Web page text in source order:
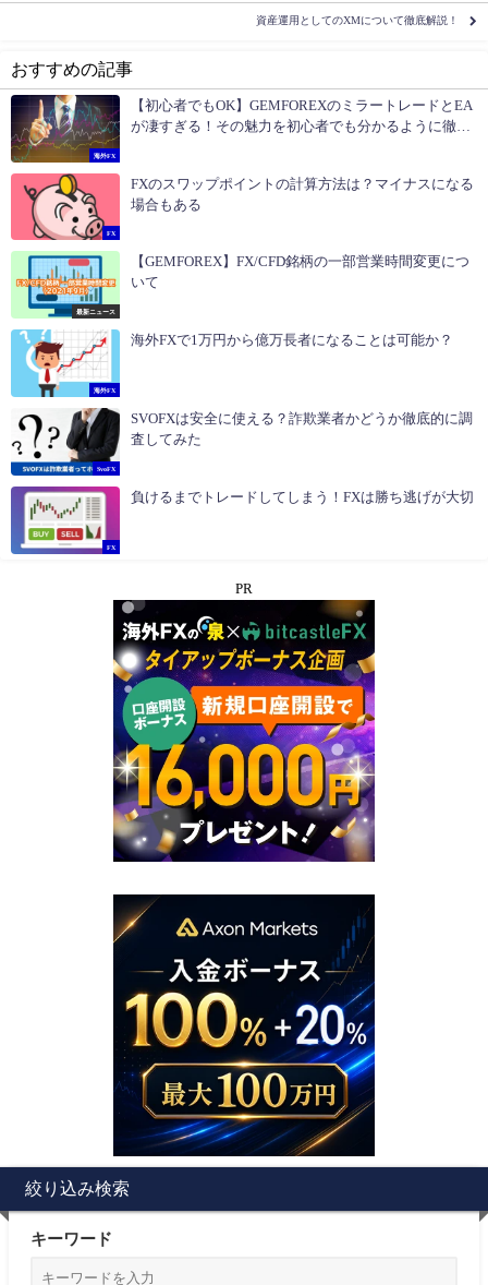
資産運用としてのXMについて徹底解説！
おすすめの記事
海外FX
【初心者でもOK】GEMFOREXのミラートレードとEA
が凄すぎる！その魅力を初心者でも分かるように徹底
FX
FXのスワップポイントの計算方法は？マイナスになる
場合もある
最新ニュース
【GEMFOREX】FX/CFD銘柄の一部営業時間変更につ
いて
海外FX
海外FXで1万円から億万長者になることは可能か？
SvoFX
SVOFXは安全に使える？詐欺業者かどうか徹底的に調
査してみた
FX
負けるまでトレードしてしまう！FXは勝ち逃げが大切
PR
絞り込み検索
キーワード